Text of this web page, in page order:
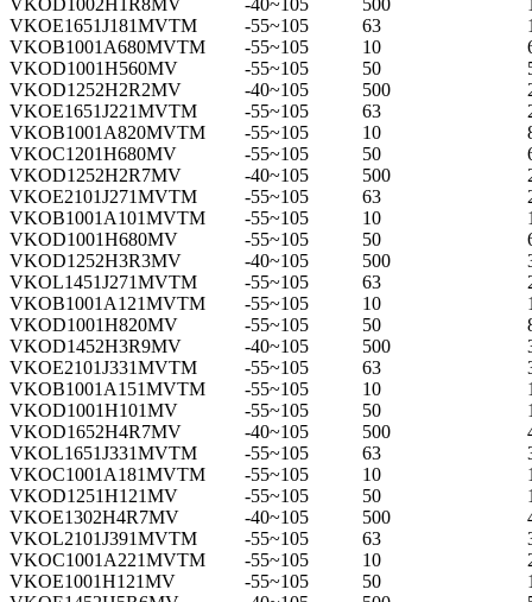
VKOE1651J181MVTM
-55~105 63
VKOB1001A680MVTM
-55~105 10
VKOD1001H560MV
-55~105 50
VKOD1252H2R2MV
-40~105 500
VKOE1651J221MVTM
-55~105 63
VKOB1001A820MVTM
-55~105 10
VKOC1201H680MV
-55~105 50
VKOD1252H2R7MV
-40~105 500
VKOE2101J271MVTM
-55~105 63
VKOB1001A101MVTM
-55~105 10
VKOD1001H680MV
-55~105 50
VKOD1252H3R3MV
-40~105 500
VKOL1451J271MVTM
-55~105 63
VKOB1001A121MVTM
-55~105 10
VKOD1001H820MV
-55~105 50
VKOD1452H3R9MV
-40~105 500
VKOE2101J331MVTM
-55~105 63
VKOB1001A151MVTM
-55~105 10
VKOD1001H101MV
-55~105 50
VKOD1652H4R7MV
-40~105 500
VKOL1651J331MVTM
-55~105 63
VKOC1001A181MVTM
-55~105 10
VKOD1251H121MV
-55~105 50
VKOE1302H4R7MV
-40~105 500
VKOL2101J391MVTM
-55~105 63
VKOC1001A221MVTM
-55~105 10
VKOE1001H121MV
-55~105 50